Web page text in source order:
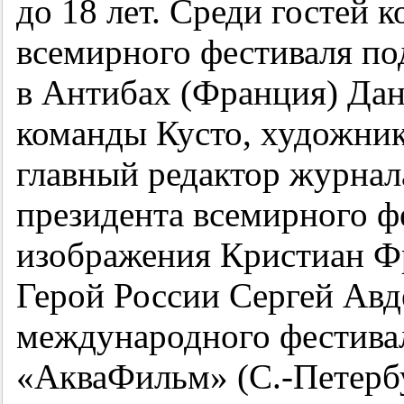
до 18 лет. Среди гостей
всемирного фестиваля
в Антибах (Франция)
команды Кусто,
главный редактор
президента всемирного
изображения Кристиан
Герой России Сергей
международного
«АкваФильм» (С.-